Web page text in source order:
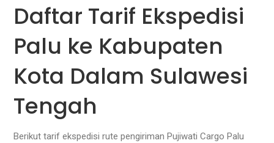
Daftar Tarif Ekspedisi
Palu ke Kabupaten
Kota Dalam Sulawesi
Tengah
Berikut tarif ekspedisi rute pengiriman Pujiwati Cargo Palu